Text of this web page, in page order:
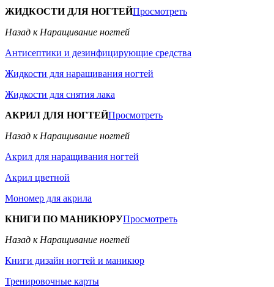
ЖИДКОСТИ ДЛЯ НОГТЕЙПросмотреть
Назад к Наращивание ногтей
Антисептики и дезинфицирующие средства
Жидкости для наращивания ногтей
Жидкости для снятия лака
АКРИЛ ДЛЯ НОГТЕЙПросмотреть
Назад к Наращивание ногтей
Акрил для наращивания ногтей
Акрил цветной
Мономер для акрила
КНИГИ ПО МАНИКЮРУПросмотреть
Назад к Наращивание ногтей
Книги дизайн ногтей и маникюр
Тренировочные карты